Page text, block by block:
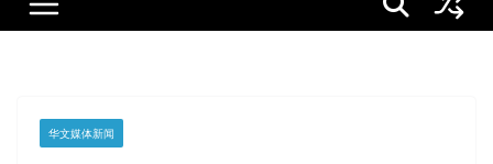
华文媒体新闻